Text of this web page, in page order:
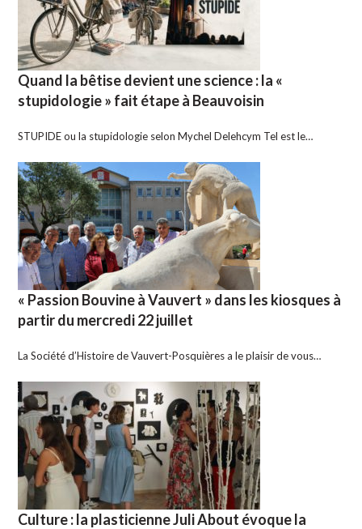
Quand la bêtise devient une science : la «
stupidologie » fait étape à Beauvoisin
STUPIDE ou la stupidologie selon Mychel Delehcym Tel est le…
« Passion Bouvine à Vauvert » dans les kiosques à
partir du mercredi 22 juillet
La Société d’Histoire de Vauvert-Posquières a le plaisir de vous…
Culture : la plasticienne Juli About évoque la